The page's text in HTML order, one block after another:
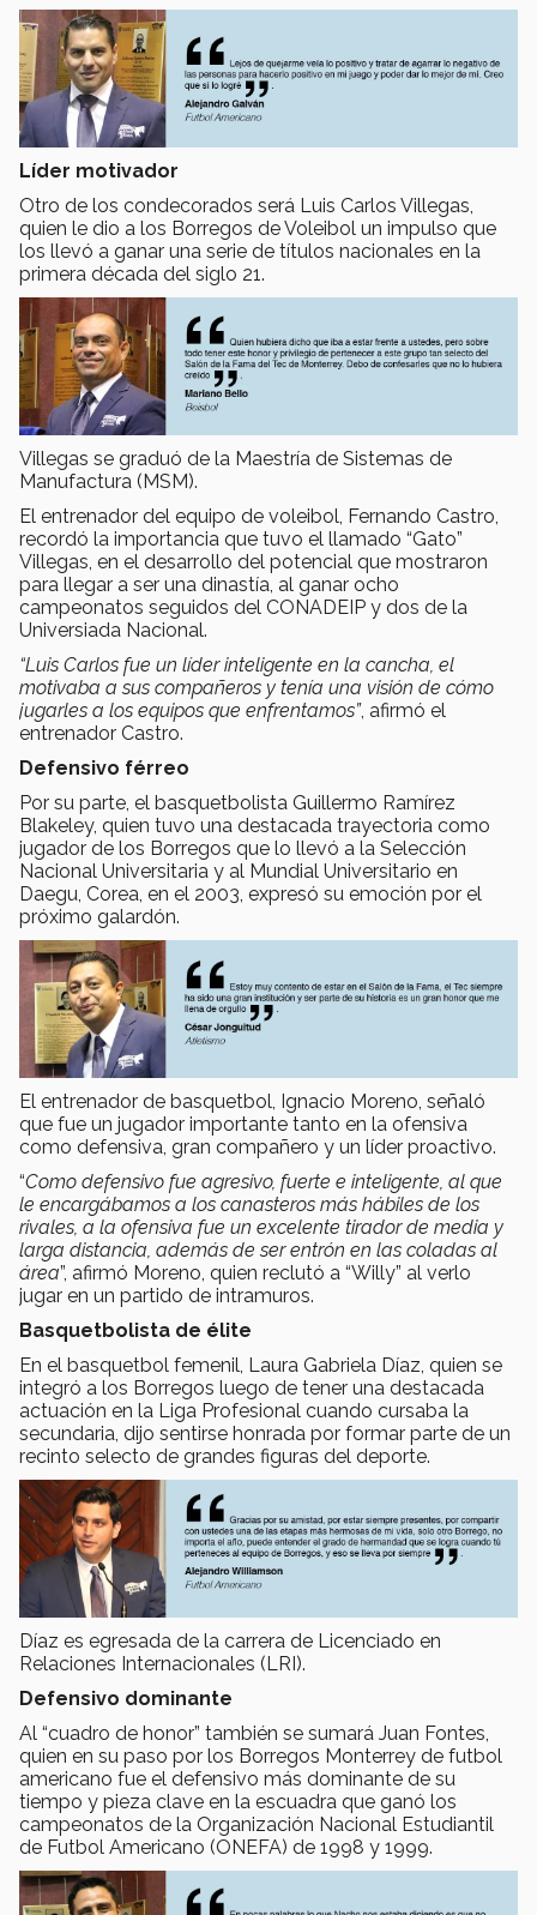
Líder motivador
Otro de los condecorados será Luis Carlos Villegas,
quien le dio a los Borregos de Voleibol un impulso que
los llevó a ganar una serie de títulos nacionales en la
primera década del siglo 21.
Villegas se graduó de la Maestría de Sistemas de
Manufactura (MSM).
El entrenador del equipo de voleibol, Fernando Castro,
recordó la importancia que tuvo el llamado “Gato”
Villegas, en el desarrollo del potencial que mostraron
para llegar a ser una dinastía, al ganar ocho
campeonatos seguidos del CONADEIP y dos de la
Universiada Nacional.
“Luis Carlos fue un líder inteligente en la cancha, el
motivaba a sus compañeros y tenía una visión de cómo
jugarles a los equipos que enfrentamos”, afirmó el
entrenador Castro.
Defensivo férreo
Por su parte, el basquetbolista Guillermo Ramírez
Blakeley, quien tuvo una destacada trayectoria como
jugador de los Borregos que lo llevó a la Selección
Nacional Universitaria y al Mundial Universitario en
Daegu, Corea, en el 2003, expresó su emoción por el
próximo galardón.
El entrenador de basquetbol, Ignacio Moreno, señaló
que fue un jugador importante tanto en la ofensiva
como defensiva, gran compañero y un líder proactivo.
“Como defensivo fue agresivo, fuerte e inteligente, al que
le encargábamos a los canasteros más hábiles de los
rivales, a la ofensiva fue un excelente tirador de media y
larga distancia, además de ser entrón en las coladas al
área”, afirmó Moreno, quien reclutó a “Willy” al verlo
jugar en un partido de intramuros.
Basquetbolista de élite
En el basquetbol femenil, Laura Gabriela Díaz, quien se
integró a los Borregos luego de tener una destacada
actuación en la Liga Profesional cuando cursaba la
secundaria, dijo sentirse honrada por formar parte de un
recinto selecto de grandes figuras del deporte.
Díaz es egresada de la carrera de Licenciado en
Relaciones Internacionales (LRI).
Defensivo dominante
Al “cuadro de honor” también se sumará Juan Fontes,
quien en su paso por los Borregos Monterrey de futbol
americano fue el defensivo más dominante de su
tiempo y pieza clave en la escuadra que ganó los
campeonatos de la Organización Nacional Estudiantil
de Futbol Americano (ONEFA) de 1998 y 1999.